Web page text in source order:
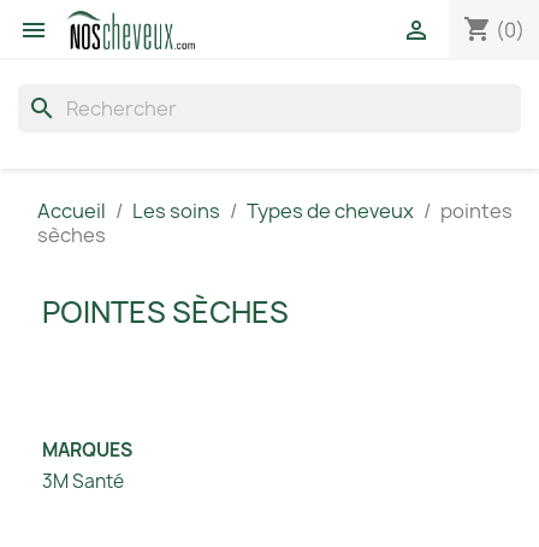
 shopping_cart (0)

search
Accueil Les soins Types de cheveux
pointes
sèches
POINTES SÈCHES
MARQUES
3M Santé